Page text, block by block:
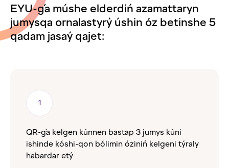
EYU-ǵa múshe elderdiń azamattaryn
jumysqa ornalastyrý úshin óz betinshe 5
qadam jasaý qajet:
QR-ǵa kelgen kúnnen bastap 3 jumys kúni
ishinde kóshi-qon bólimin óziniń kelgeni týraly
habardar etý